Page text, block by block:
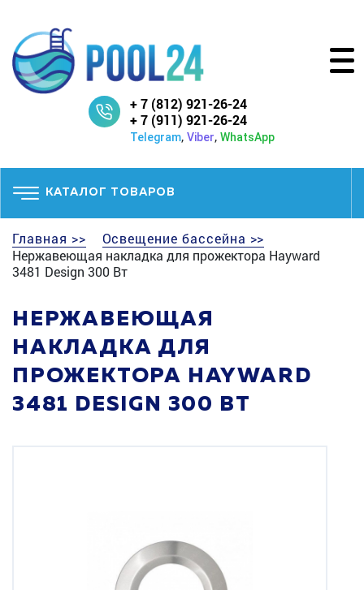
+ 7 (812) 921-26-24
+ 7 (911) 921-26-24
Telegram, Viber, WhatsApp
КАТАЛОГ ТОВАРОВ
Главная >>
Освещение бассейна >>
Нержавеющая накладка для прожектора Hayward
3481 Design 300 Вт
НЕРЖАВЕЮЩАЯ
НАКЛАДКА ДЛЯ
ПРОЖЕКТОРА HAYWARD
3481 DESIGN 300 ВТ